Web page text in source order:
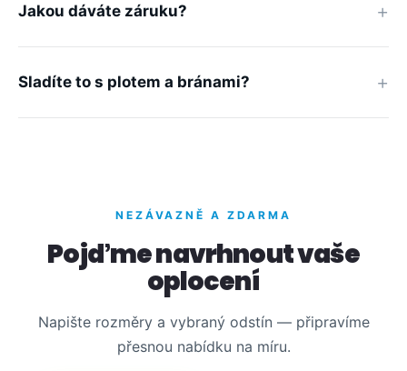
Jakou dáváte záruku?
Sladíte to s plotem a bránami?
NEZÁVAZNĚ A ZDARMA
Pojďme navrhnout vaše
oplocení
Napište rozměry a vybraný odstín — připravíme
přesnou nabídku na míru.